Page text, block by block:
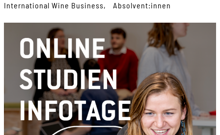
International Wine Business
Absolvent:innen